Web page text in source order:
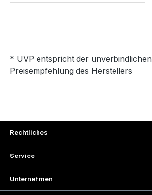
* UVP entspricht der unverbindlichen
Preisempfehlung des Herstellers
Rechtliches
Service
Unternehmen